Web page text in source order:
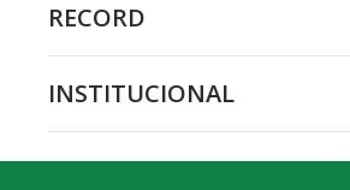
RECORD
INSTITUCIONAL